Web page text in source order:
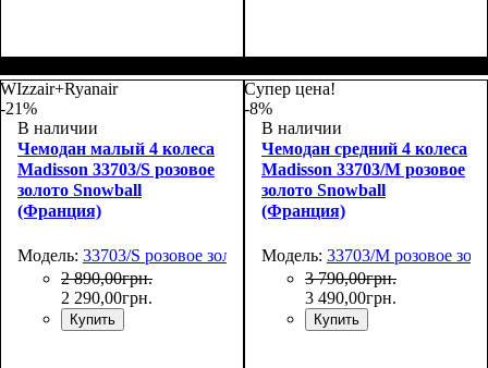
66х44х27
75х50х30
WIzzair+Ryanair
-21%
В наличии
Чемодан малый 4 колеса
Madisson 33703/S розовое
золото Snowball
(Франция)
Модель: 33703/S розовое золото
2 890,00грн.
2 290,00грн.
Купить
Супер цена!
-8%
В наличии
Чемодан средний 4 колеса
Madisson 33703/M розовое
золото Snowball
(Франция)
Модель: 33703/M розовое
3 790,00грн.
3 490,00грн.
Купить